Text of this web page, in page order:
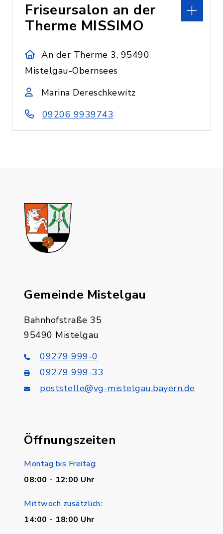
Friseursalon an der
Therme MISSIMO
An der Therme 3, 95490
Mistelgau-Obernsees
Marina Dereschkewitz
09206 9939743
Gemeinde Mistelgau
Bahnhofstraße 35
95490 Mistelgau
09279 999-0
09279 999-33
poststelle@vg-mistelgau.bayern.de
Öffnungszeiten
Montag bis Freitag:
08:00 - 12:00 Uhr
Mittwoch zusätzlich:
14:00 - 18:00 Uhr